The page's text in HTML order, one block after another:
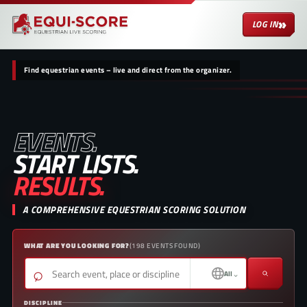
LOG IN»
Find equestrian events – live and direct from the organizer.
EVENTS.
START LISTS.
RESULTS.
A COMPREHENSIVE EQUESTRIAN SCORING SOLUTION
WHAT ARE YOU LOOKING FOR?(198 EVENTS FOUND)
⌕ All ⌄
DISCIPLINE